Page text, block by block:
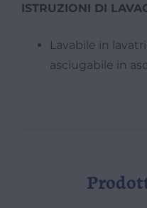
ISTRUZIONI DI
Lavabile in
asciugabile in